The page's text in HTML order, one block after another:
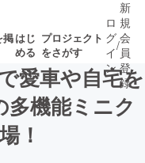
掲はじ
める
プロジェクト
をさがす
了が近いプ
ロ
グ
イ
ン
/
新
規
会
員
登
録
愛車や自宅を
機能ミニク
！